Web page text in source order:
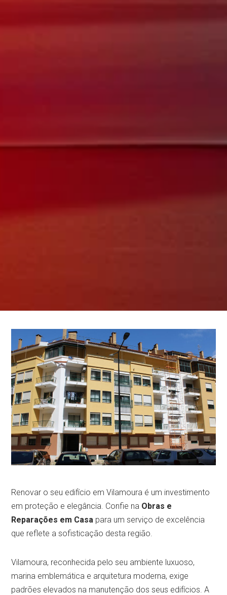
Renovar o seu edifício em Vilamoura é um investimento
em proteção e elegância. Confie na Obras e
Reparações em Casa para um serviço de excelência
que reflete a sofisticação desta região.
Vilamoura, reconhecida pelo seu ambiente luxuoso,
marina emblemática e arquitetura moderna, exige
padrões elevados na manutenção dos seus edifícios. A